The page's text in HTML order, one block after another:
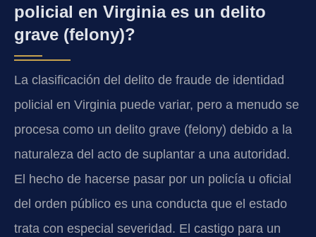
policial en Virginia es un delito
grave (felony)?
La clasificación del delito de fraude de identidad
policial en Virginia puede variar, pero a menudo se
procesa como un delito grave (felony) debido a la
naturaleza del acto de suplantar a una autoridad.
El hecho de hacerse pasar por un policía u oficial
del orden público es una conducta que el estado
trata con especial severidad. El castigo para un